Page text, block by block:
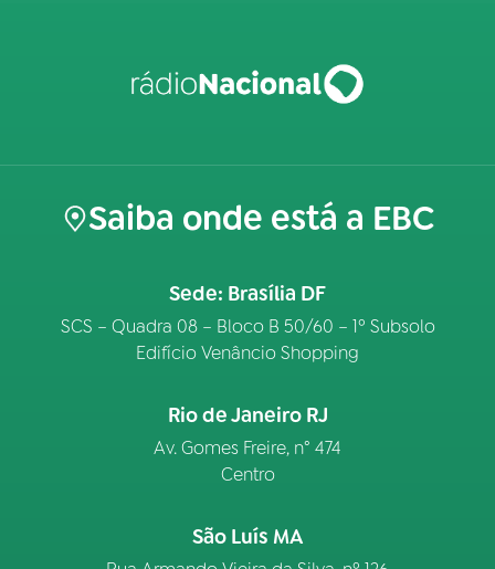
Saiba onde está a EBC
Sede: Brasília DF
SCS – Quadra 08 – Bloco B 50/60 – 1º Subsolo
Edifício Venâncio Shopping
Rio de Janeiro RJ
Av. Gomes Freire, n° 474
Centro
São Luís MA